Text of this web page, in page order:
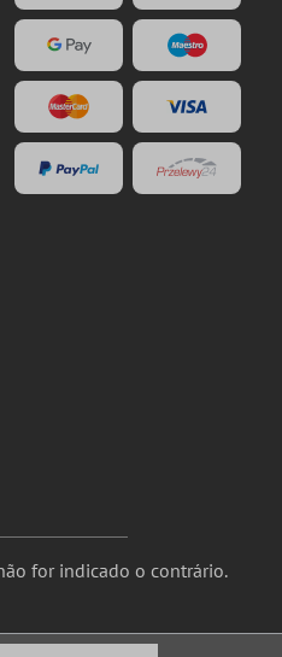
for indicado o contrário.